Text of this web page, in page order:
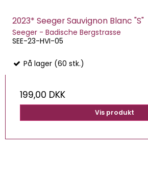
2023* Seeger Sauvignon Blanc "S"
Seeger - Badische Bergstrasse
SEE-23-HVI-05
På lager (60 stk.)
199,00 DKK
Vis produkt